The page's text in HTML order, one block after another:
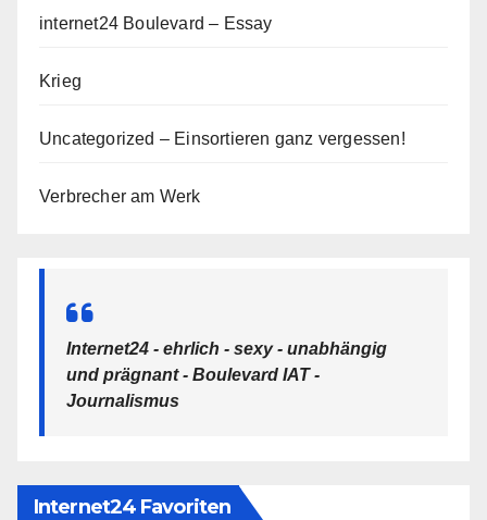
internet24 Boulevard – Essay
Krieg
Uncategorized – Einsortieren ganz vergessen!
Verbrecher am Werk
Internet24 - ehrlich - sexy - unabhängig
und prägnant - Boulevard IAT -
Journalismus
Internet24 Favoriten